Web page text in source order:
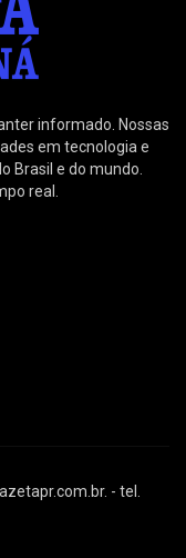
informado. Nossas
em tecnologia e
Brasil e do mundo.
real.
. - tel.